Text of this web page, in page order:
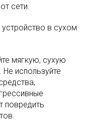
сети.
устройство в сухом
мягкую, сухую
используйте
повредить